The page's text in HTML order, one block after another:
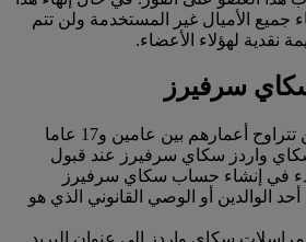
جميع الأميال غير المستخدمة ولن تتم
نقدية لهؤلاء الأعضاء.
ينضم الأعضاء الذين تتراوح أعمارهم بين عامين و17 عاما
سكاي واردز سكاي سرفيرز عند قبول
في إنشاء حساب سكاي سرفيرز
الوالدين أو الوصي القانوني الذي هو